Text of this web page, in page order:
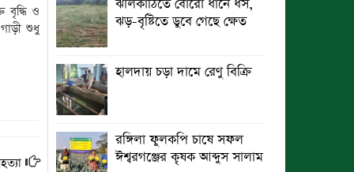
বৃদ্ধি ও
শুধু
ছুটির রাতে খোলা ভূমি অফিস, ভেতরে
তহশিলদার
ঝালকাঠিতে বোরো ধানে ধস,
ঝড়-বৃষ্টিতে ডুবে গেছে ক্ষেত
হালদায় চড়া দামে রেণু বিক্রি
রঙ্গিলা ফুলকপি চাষে সফল
ঈশ্বরগঞ্জের কৃষক আব্দুস সালাম